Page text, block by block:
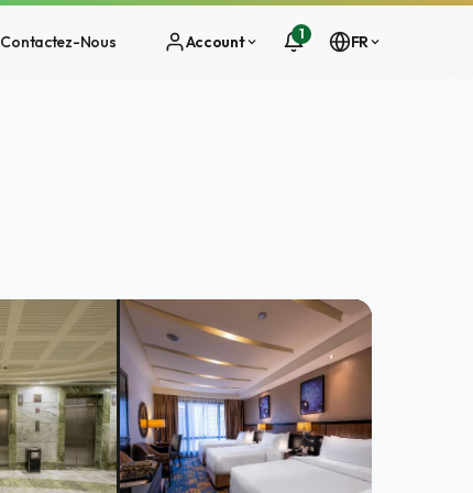
Contactez-Nous Account 1 FR